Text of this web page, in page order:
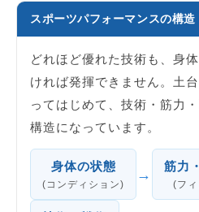
スポーツパフォーマンスの構造
どれほど優れた技術も、身
ければ発揮できません。土
ってはじめて、技術・筋力
構造になっています。
身体の状態
(コンディション)
→ 筋力
(フ